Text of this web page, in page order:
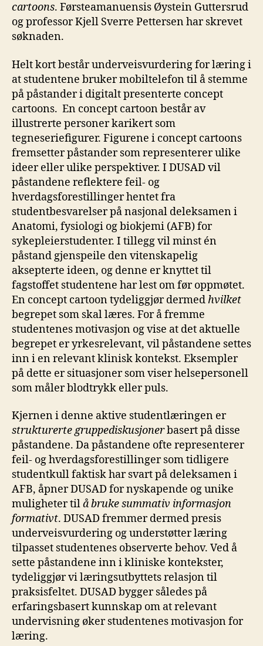
cartoons. Førsteamanuensis Øystein Guttersrud
og professor Kjell Sverre Pettersen har skrevet
søknaden.
Helt kort består underveisvurdering for læring i
at studentene bruker mobiltelefon til å stemme
på påstander i digitalt presenterte concept
cartoons. En concept cartoon består av
illustrerte personer karikert som
tegneseriefigurer. Figurene i concept cartoons
fremsetter påstander som representerer ulike
ideer eller ulike perspektiver. I DUSAD vil
påstandene reflektere feil- og
hverdagsforestillinger hentet fra
studentbesvarelser på nasjonal deleksamen i
Anatomi, fysiologi og biokjemi (AFB) for
sykepleierstudenter. I tillegg vil minst én
påstand gjenspeile den vitenskapelig
aksepterte ideen, og denne er knyttet til
fagstoffet studentene har lest om før oppmøtet.
En concept cartoon tydeliggjør dermedhvilket
begrepet som skal læres. For å fremme
studentenes motivasjon og vise at det aktuelle
begrepet er yrkesrelevant, vil påstandene settes
inn i en relevant klinisk kontekst. Eksempler
på dette er situasjoner som viser helsepersonell
som måler blodtrykk eller puls.
Kjernen i denne aktive studentlæringen er
strukturerte gruppediskusjonerbasert på disse
påstandene. Da påstandene ofte representerer
feil- og hverdagsforestillinger som tidligere
studentkull faktisk har svart på deleksamen i
AFB, åpner DUSAD for nyskapende og unike
muligheter tilå bruke summativ informasjon
formativt. DUSAD fremmer dermed presis
underveisvurdering og understøtter læring
tilpasset studentenes observerte behov. Ved å
sette påstandene inn i kliniske kontekster,
tydeliggjør vi læringsutbyttets relasjon til
praksisfeltet. DUSAD bygger således på
erfaringsbasert kunnskap om at relevant
undervisning øker studentenes motivasjon for
læring.